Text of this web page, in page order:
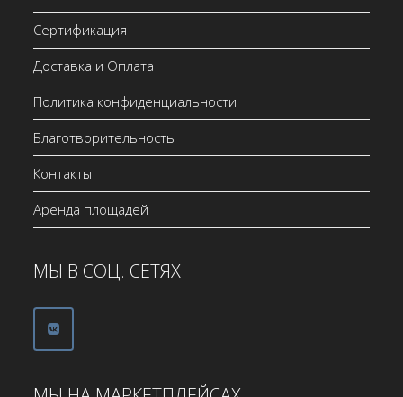
Сертификация
Доставка и Оплата
Политика конфиденциальности
Благотворительность
Контакты
Аренда площадей
МЫ В СОЦ. СЕТЯХ